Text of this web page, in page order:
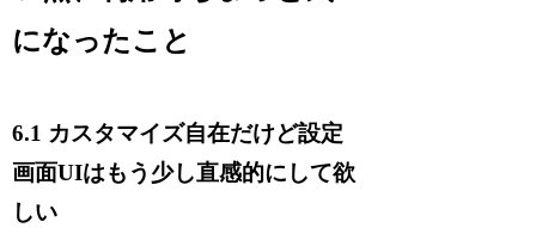
になったこと
6.1 カスタマイズ自在だけど設定
画面UIはもう少し直感的にして欲
しい